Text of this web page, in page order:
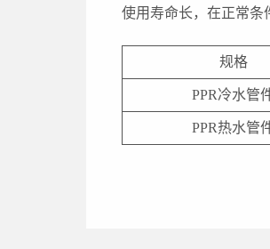
使用寿命长，在正常条
规格
PPR冷水管
PPR热水管